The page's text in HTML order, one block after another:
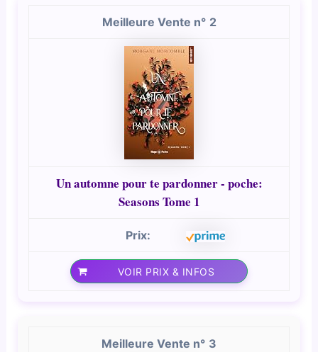
2
Un automne pour te pardonner - poche:
Seasons Tome 1
VOIR PRIX & INFOS
3